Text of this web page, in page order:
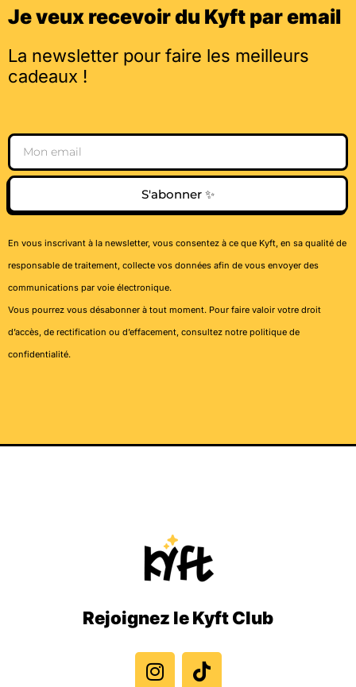
Je veux recevoir du Kyft par email
La newsletter pour faire les meilleurs
cadeaux !
Email
S'abonner ✨
En vous inscrivant à la newsletter, vous consentez à ce que Kyft, en sa qualité de
responsable de traitement, collecte vos données afin de vous envoyer des
communications par voie électronique.
Vous pourrez vous désabonner à tout moment. Pour faire valoir votre droit
d’accès, de rectification ou d’effacement, consultez notre politique de
confidentialité.
Rejoignez le Kyft Club
n
s
i
k